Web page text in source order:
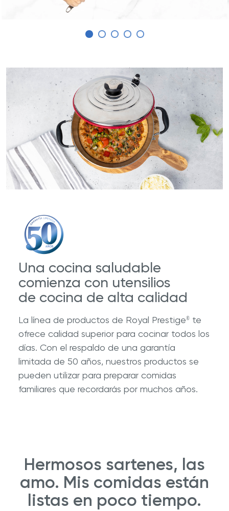
Una cocina saludable
comienza con utensilios
de cocina de alta calidad
La línea de productos de Royal Prestige® te
ofrece calidad superior para cocinar todos los
días. Con el respaldo de una garantía
limitada de 50 años, nuestros productos se
pueden utilizar para preparar comidas
familiares que recordarás por muchos años.
Hermosos sartenes, las
amo. Mis comidas están
listas en poco tiempo.